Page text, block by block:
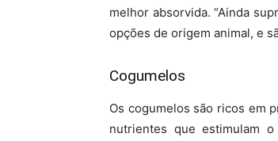
melhor absorvida. “Ainda
opções de origem animal, e
Cogumelos
Os cogumelos são ricos em
nutrientes que estimulam